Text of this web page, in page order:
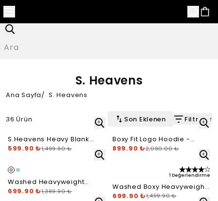
S. Heavens
Ana Sayfa/ S. Heavens
36 Ürün Son Eklenen Filtreler
S.Heavens Heavy Blank
Short - Baby Blue
599.90 ₺1,499.90 ₺
Boxy Fit Logo Hoodie -
Siyah - Black
899.90 ₺2,090.00 ₺
Washed Heavyweight
Open Leg Jogger -
699.90 ₺1,389.90 ₺
1 Değerlendirme
Washed Boxy Heavyweight
Hoodie - White
699.90 ₺1,499.90 ₺